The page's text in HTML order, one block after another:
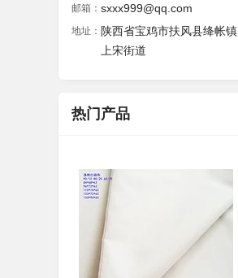
邮箱： sxxx999@qq.com
地址： 陕西省宝鸡市扶风县绛帐镇
上宋街道
热门产品